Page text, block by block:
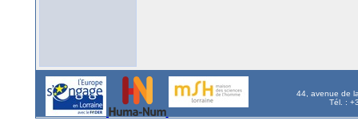
44, avenue de
Tél. :